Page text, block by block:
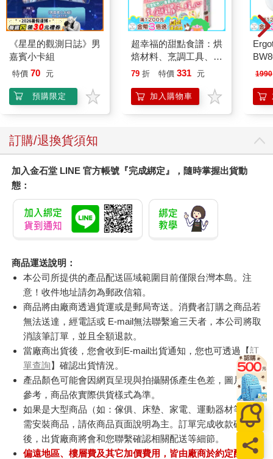
《星星的觀測日誌》男
嘉賓小卡組
特價 70 元
預購限定
超幸福的甜點食譜：烘
焙材料、烹調工具、可
愛配色【閃亮女孩6】
79 折 特價 331 元
加入購物車
1990
訂購/退換貨須知
加入金石堂 LINE 官方帳號『完成綁定』，隨時掌握出貨動
態：
商品運送說明：
本公司所提供的產品配送區域範圍目前僅限台灣本島。注
意！收件地址請勿為郵政信箱。
商品將由廠商透過貨運或是郵局寄送。消費者訂購之商品若
無法送達，經電話或 E-mail無法聯繫逾三天者，本公司將取
消該筆訂單，並且全額退款。
當廠商出貨後，您會收到E-mail出貨通知，您也可透過【訂
單查詢】確認出貨情況。
產品顏色可能會因網頁呈現與拍攝關係產生色差，圖片僅供
參考，商品依實際供貨樣式為準。
如果是大型商品（如：傢俱、床墊、家電、運動器材等）及
需安裝商品，請依商品頁面說明為主。訂單完成收款確認
後，出貨廠商將會和您聯繫確認相關配送等細節。
偏遠地區、樓層費及其它加價費用，皆由廠商於約定配送時